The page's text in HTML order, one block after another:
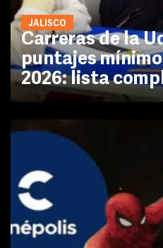
JALISCO
Carreras de la
puntajes
2026: lista